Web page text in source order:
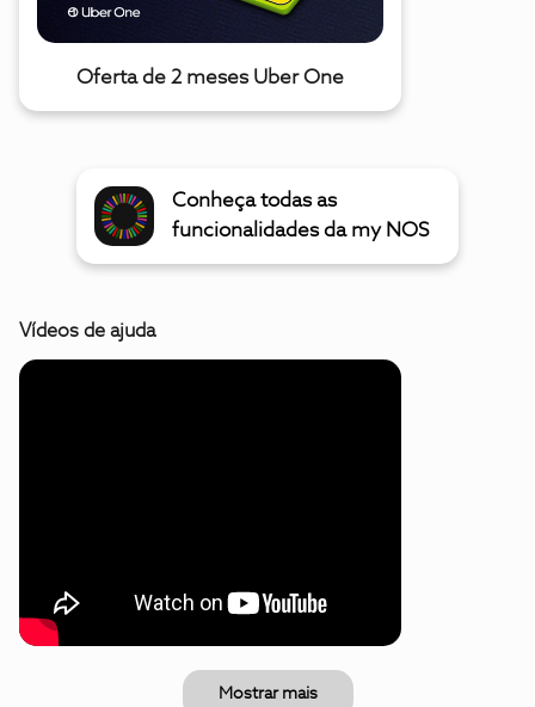
Oferta de 2 meses Uber One
Conheça todas as
funcionalidades da my NOS
Vídeos de ajuda
Mostrar mais